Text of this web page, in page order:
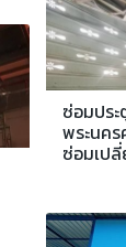
ซ่อมปร
พระนคร
ซ่อมเป